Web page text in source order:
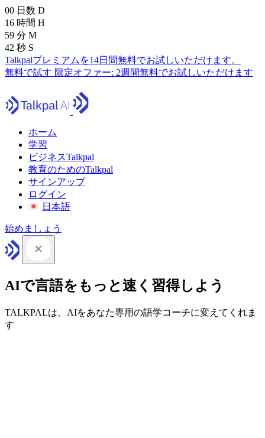
00 日数 D
16 時間 H
59 分 M
41 秒 S
Talkpalプレミアムを14日間無料でお試しいただけます。
無料で試す 限定オファー: 2週間無料でお試しいただけます
ホーム
学習
ビジネスTalkpal
教育のためのTalkpal
サインアップ
ログイン
日本語
始めましょう
AIで言語をもっと速く習得しよう
TALKPALは、AIをあなた専用の語学コーチに変えてくれま
す